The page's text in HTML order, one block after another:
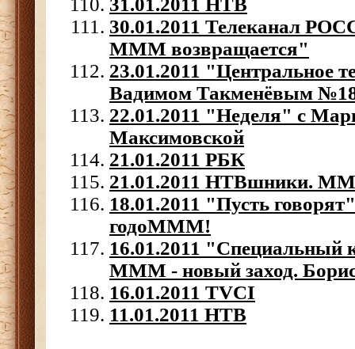
31.01.2011 НТВ
30.01.2011 Телеканал
МММ возвращается"
23.01.2011 "Центральное
Вадимом Такменёвым
22.01.2011 "Неделя" с
Максимовской
21.01.2011 РБК
21.01.2011 НТВшники.
18.01.2011 "Пусть
годоМММ!
16.01.2011 "Специальный
МММ - новый заход.
16.01.2011 TVCI
11.01.2011 НТВ